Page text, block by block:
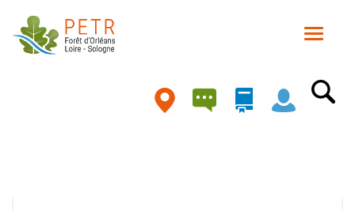
contenu
Toggle
Carte